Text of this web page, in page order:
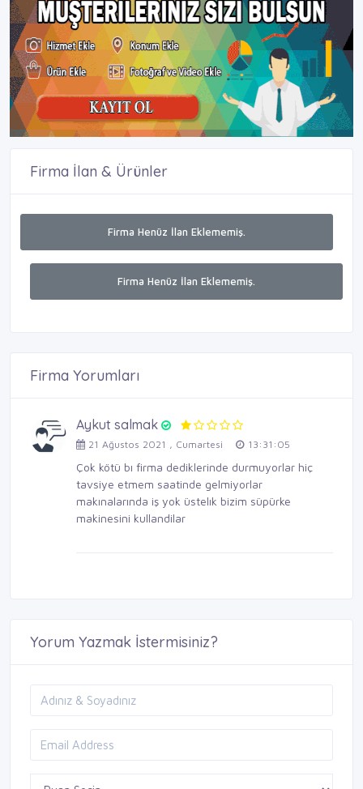
Firma İlan & Ürünler
Firma Henüz İlan Eklememiş.
Firma Henüz İlan Eklememiş.
Firma Yorumları
Aykut salmak
21 Ağustos 2021 , Cumartesi 13:31:05
Çok kötü bı firma dediklerinde durmuyorlar hiç
tavsiye etmem saatinde gelmiyorlar
makınalarında iş yok üstelık bizim süpürke
makinesini kullandilar
Yorum Yazmak İstermisiniz?